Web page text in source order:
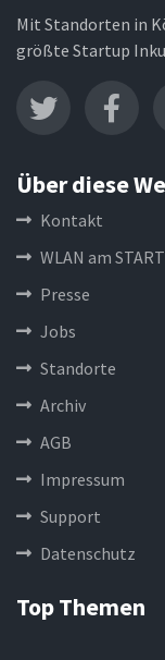
Mit Standorten in
größte Startup
Über diese
Kontakt
WLAN am
Presse
Jobs
Standorte
Archiv
AGB
Impressum
Support
Datenschutz
Top Themen